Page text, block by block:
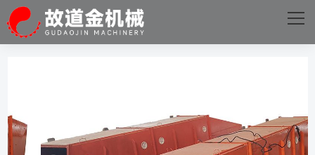
网站首页
成功案例